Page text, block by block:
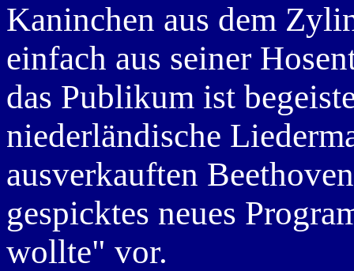
Kaninchen aus dem
einfach aus seiner
das Publikum ist
niederländische
ausverkauften
gespicktes neues
wollte" vor.